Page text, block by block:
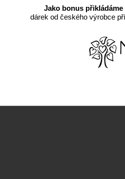
Jako bonus přikládáme
dárek od českého výrobce